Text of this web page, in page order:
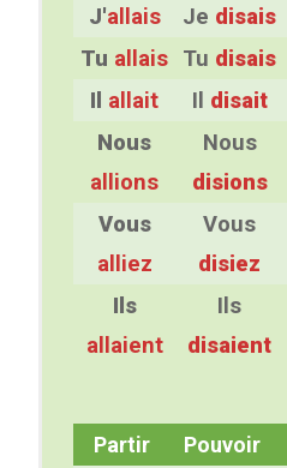
J'allais Je disais
Tu allais Tu disais
Il allait Il disait
Nous
allions
Nous
disions
Vous
alliez
Vous
disiez
Ils
allaient
Ils
disaient
Partir Pouvoir